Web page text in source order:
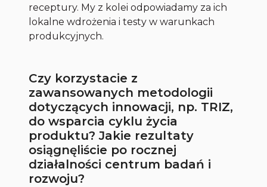
receptury. My z kolei odpowiadamy za ich
lokalne wdrożenia i testy w warunkach
produkcyjnych.
Czy korzystacie z
zawansowanych metodologii
dotyczących innowacji, np. TRIZ,
do wsparcia cyklu życia
produktu? Jakie rezultaty
osiągnęliście po rocznej
działalności centrum badań i
rozwoju?